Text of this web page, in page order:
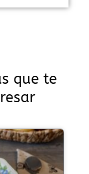
que te